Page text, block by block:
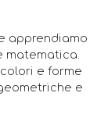
apprendiamo
matematica.
e forme
e